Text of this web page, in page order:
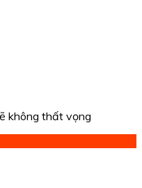
không thất vọng